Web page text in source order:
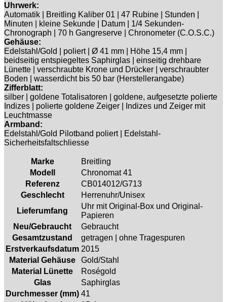
Uhrwerk:
Automatik | Breitling Kaliber 01 | 47 Rubine | Stunden |
Minuten | kleine Sekunde | Datum | 1/4 Sekunden-
Chronograph | 70 h Gangreserve | Chronometer (C.O.S.C.)
Gehäuse:
Edelstahl/Gold | poliert | Ø 41 mm | Höhe 15,4 mm |
beidseitig entspiegeltes Saphirglas | einseitig drehbare
Lünette | verschraubte Krone und Drücker | verschraubter
Boden | wasserdicht bis 50 bar (Herstellerangabe)
Zifferblatt:
silber | goldene Totalisatoren | goldene, aufgesetzte polierte
Indizes | polierte goldene Zeiger | Indizes und Zeiger mit
Leuchtmasse
Armband:
Edelstahl/Gold Pilotband poliert | Edelstahl-
Sicherheitsfaltschliesse
Marke
Breitling
Modell
Chronomat 41
Referenz
CB014012/G713
Geschlecht
Herrenuhr/Unisex
Lieferumfang
Uhr mit Original-Box und Original-
Papieren
Neu/Gebraucht
Gebraucht
Gesamtzustand
getragen | ohne Tragespuren
Erstverkaufsdatum 2015
Material Gehäuse
Gold/Stahl
Material Lünette
Roségold
Glas
Saphirglas
Durchmesser (mm) 41